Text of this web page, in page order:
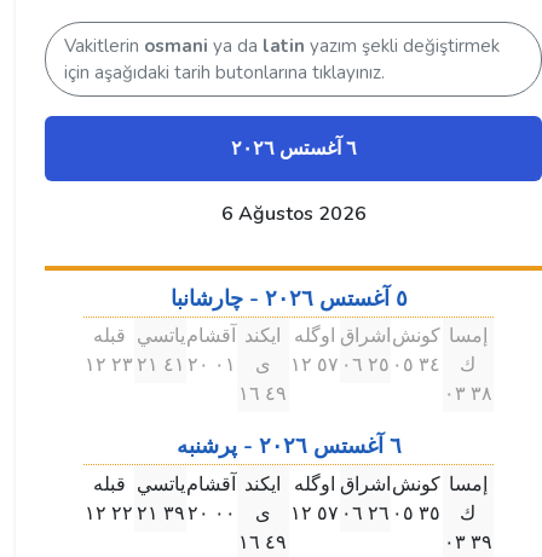
Vakitlerin osmani ya da latin yazım şekli değiştirmek
için aşağıdaki tarih butonlarına tıklayınız.
٦ آغستس ۲۰۲٦
6 Ağustos 2026
٥ آغستس ۲۰۲٦ - چارشانبا
إمسا
ك
۳٨ ۰۳
كونش
۳٤ ۰٥
اشراق
۲٥ ۰٦
اوگله
٥٧ ۱۲
ايكند
ى
٤٩ ۱٦
آقشام
۰۱ ۲۰
ياتسي
٤۱ ۲۱
قبله
۲۳ ۱۲
٦ آغستس ۲۰۲٦ - پرشنبه
إمسا
ك
۳٩ ۰۳
كونش
۳٥ ۰٥
اشراق
۲٦ ۰٦
اوگله
٥٧ ۱۲
ايكند
ى
٤٩ ۱٦
آقشام
۰۰ ۲۰
ياتسي
۳٩ ۲۱
قبله
۲۲ ۱۲